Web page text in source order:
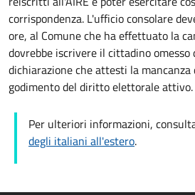
corrispondenza. L'ufficio consolare
ore, al Comune che ha effettuato la
dovrebbe iscrivere il cittadino
dichiarazione che attesti la
godimento del diritto elettorale attivo.
Per ulteriori informazioni,
degli italiani all'estero.